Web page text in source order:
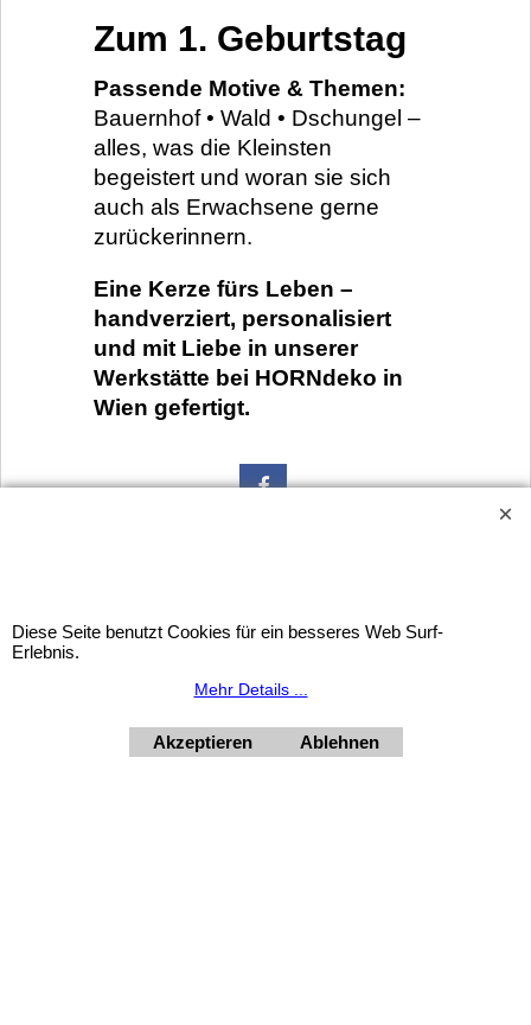
Zum 1. Geburtstag
Passende Motive & Themen:
Bauernhof • Wald • Dschungel –
alles, was die Kleinsten
begeistert und woran sie sich
auch als Erwachsene gerne
zurückerinnern.
Eine Kerze fürs Leben –
handverziert, personalisiert
und mit Liebe in unserer
Werkstätte bei HORNdeko in
Wien gefertigt.
Urlaubsinformation: Unser Geschäft bleibt von 3.8. bis
HORNdeko 1010 Wien, Fischerstiege 4-8
geschlossen.
+4369910554131
Diese Seite benutzt Cookies für ein besseres Web Surf-
Erlebnis.
Mehr Details ...
Akzeptieren Ablehnen